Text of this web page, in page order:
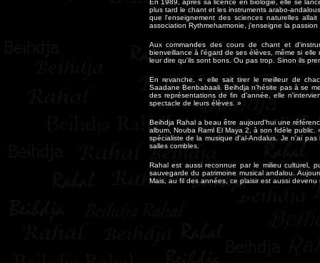
En 1989, après sa licence en biologie, elle se
plus tard le chant et les instruments arabo-
que l'enseignement des sciences naturelles
association Rythmeharmonie, j'enseigne la
Aux commandes des cours de chant et
bienveillance à l'égard de ses élèves, même si
leur dire qu'ils sont bons. Ou pas trop. Sinon ils
En revanche, « elle sait tirer le meilleur de
Saadane Benbabaali. Beihdja n'hésite pas à se
des représentations de fin d'année, elle
spectacle de leurs élèves. »
Beihdja Rahal a beau être aujourd'hui une
album, Nouba Raml El Maya 2, à son fidèle
spécialiste de la musique d'al-Andalus. Je n'ai
salles combles.
Rahal est aussi reconnue par le milieu culturel,
sauvegarde du patrimoine musical andalou.
Mais, au fil des années, ce plaisir est aussi devenu